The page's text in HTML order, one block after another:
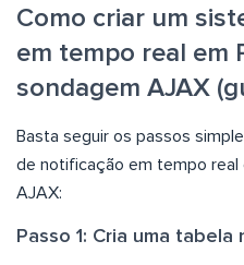
Como criar um
em tempo real em
sondagem AJAX
Basta seguir os passos
de notificação em tempo real
AJAX:
Passo 1: Cria uma